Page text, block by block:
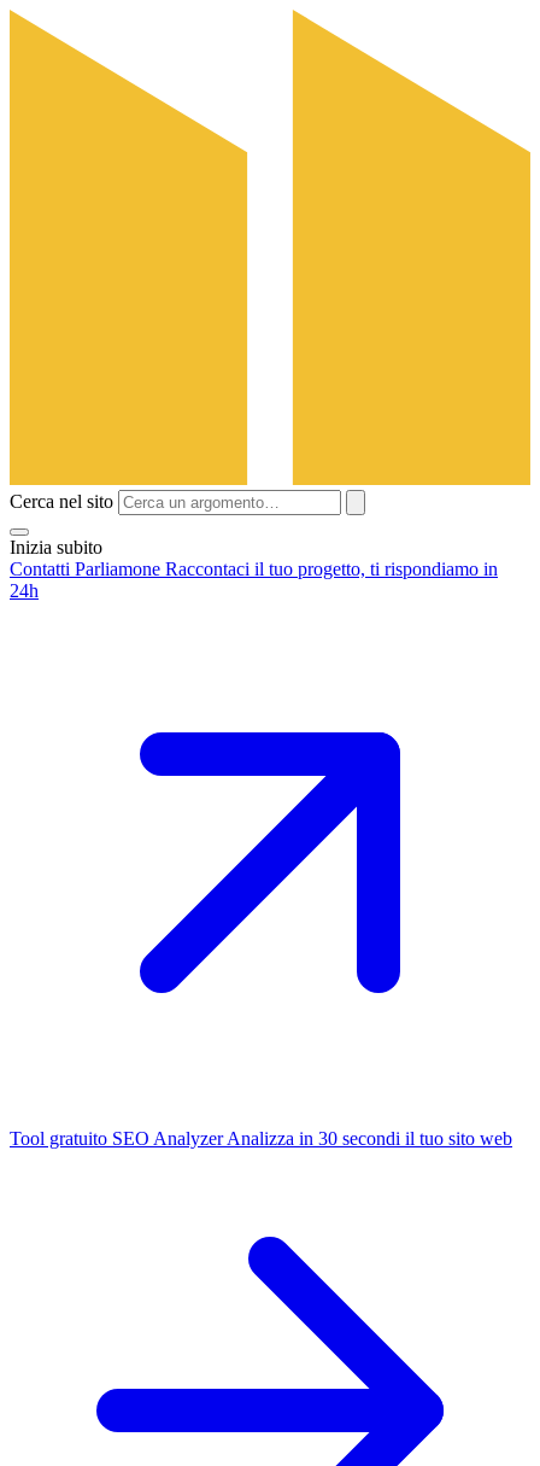
Cerca nel sito
Inizia subito
Contatti Parliamone Raccontaci il tuo progetto, ti rispondiamo in
24h
Tool gratuito SEO Analyzer Analizza in 30 secondi il tuo sito web